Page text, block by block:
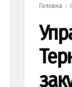
Головна